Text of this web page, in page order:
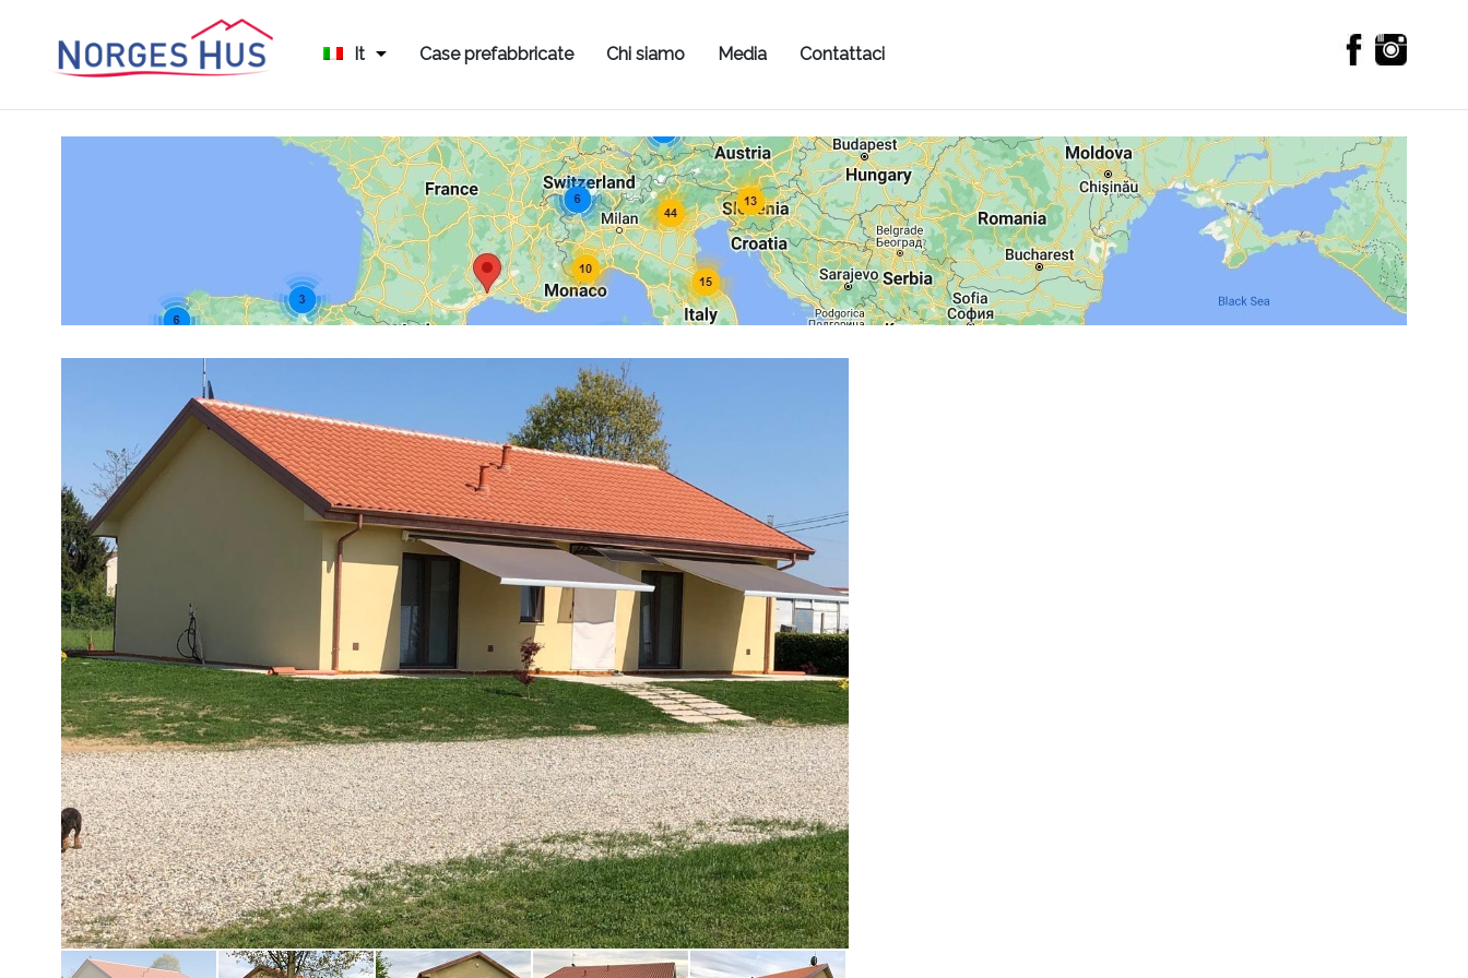
It Case prefabbricate Chi siamo Media Contattaci